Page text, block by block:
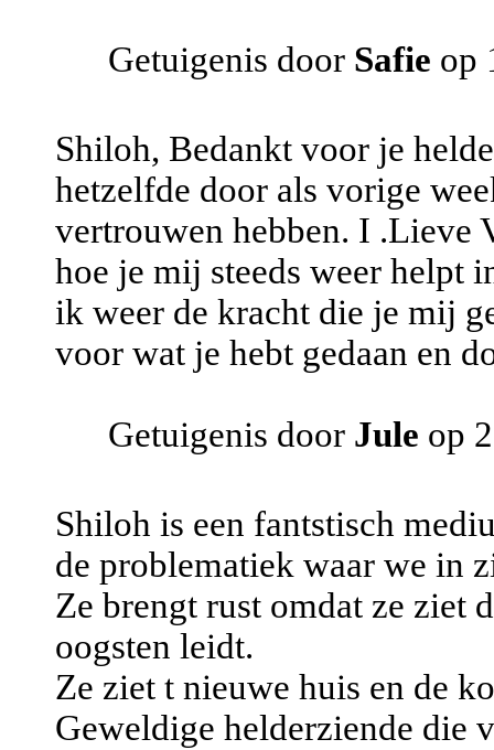
Getuigenis door Safie op
Shiloh, Bedankt voor je
hetzelfde door als vorige
vertrouwen hebben. I .Lieve
hoe je mij steeds weer helpt
ik weer de kracht die je mij
voor wat je hebt gedaan en
Getuigenis door Jule op
Shiloh is een fantstisch
de problematiek waar we in
Ze brengt rust omdat ze ziet
oogsten leidt.
Ze ziet t nieuwe huis en de
Geweldige helderziende die